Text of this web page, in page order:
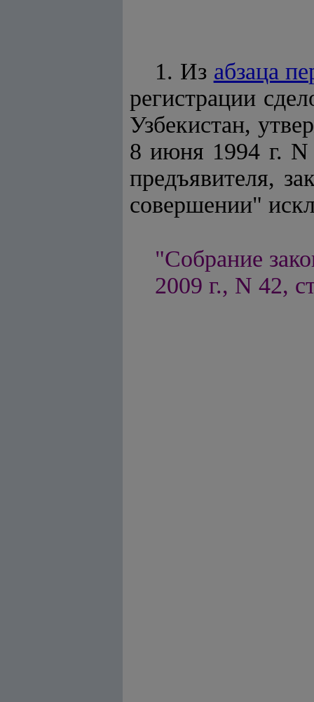
1. Из абзаца
регистрации
Узбекистан,
8 июня 1994 г. N
предъявителя,
совершении"
"Собрание
2009 г., N 42,